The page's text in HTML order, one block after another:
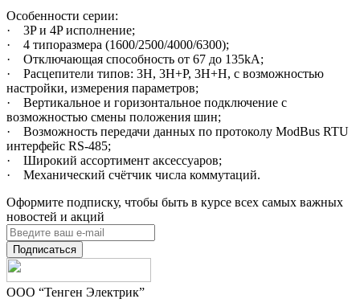
Особенности серии:
· 3P и 4P исполнение;
· 4 типоразмера (1600/2500/4000/6300);
· Отключающая способность от 67 до 135kA;
· Расцепители типов: 3H, 3H+P, 3H+H, с возможностью
настройки, измерения параметров;
· Вертикальное и горизонтальное подключение с
возможностью смены положения шин;
· Возможность передачи данных по протоколу ModBus RTU
интерфейс RS‐485;
· Широкий ассортимент аксессуаров;
· Механический счётчик числа коммутаций.
Оформите подписку, чтобы быть в курсе всех самых важных
новостей и акций
Подписаться
ООО “Тенген Электрик”